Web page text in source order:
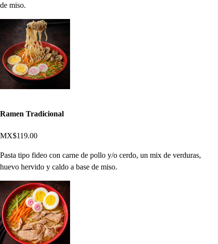
de miso.
Ramen Tradicional
MX$119.00
Pasta tipo fideo con carne de pollo y/o cerdo, un mix de verduras,
huevo hervido y caldo a base de miso.